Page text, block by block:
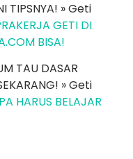
TIPSNYA! » Geti
GETI DI
BISA!
TAU DASAR
» Geti
HARUS BELAJAR